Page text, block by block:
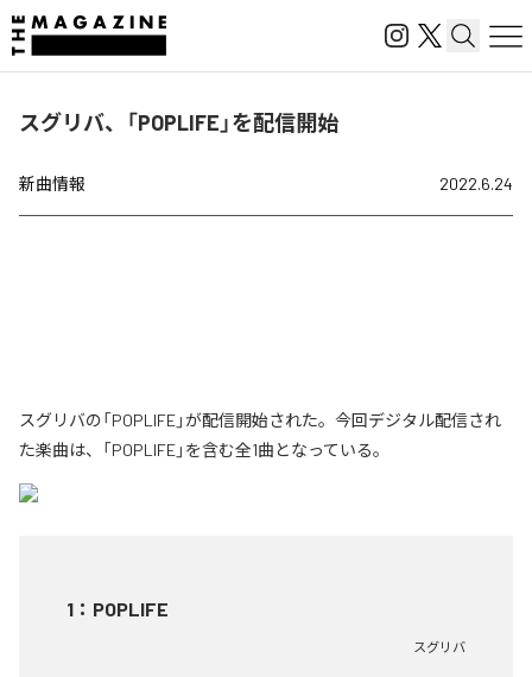
スグリバ、「POPLIFE」を配信開始
新曲情報 2022.6.24
スグリバの「POPLIFE」が配信開始された。今回デジタル配信され
た楽曲は、「POPLIFE」を含む全1曲となっている。
1 ： POPLIFE
スグリバ